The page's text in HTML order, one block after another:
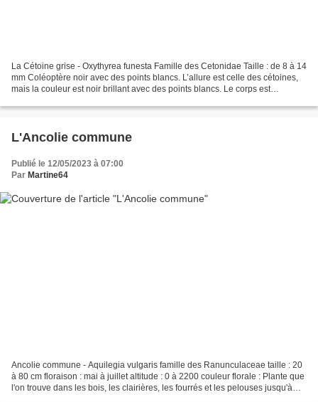
La Cétoine grise - Oxythyrea funesta Famille des Cetonidae Taille : de 8 à 14
mm Coléoptère noir avec des points blancs. L’allure est celle des cétoines,
mais la couleur est noir brillant avec des points blancs. Le corps est
L'Ancolie commune
Publié le 12/05/2023 à 07:00
Par Martine64
Ancolie commune - Aquilegia vulgaris famille des Ranunculaceae taille : 20
à 80 cm floraison : mai à juillet altitude : 0 à 2200 couleur florale : Plante que
l'on trouve dans les bois, les clairières, les fourrés et les pelouses jusqu'à